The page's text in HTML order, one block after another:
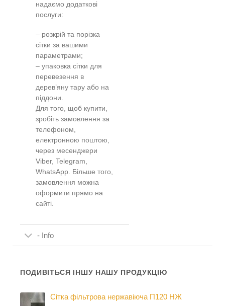
надаємо додаткові
послуги:
– розкрій та порізка
сітки за вашими
параметрами;
– упаковка сітки для
перевезення в
дерев’яну тару або на
піддони.
Для того, щоб купити,
зробіть замовлення за
телефоном,
електронною поштою,
через месенджери
Viber, Telegram,
WhatsApp. Більше того,
замовлення можна
оформити прямо на
сайті.
- Info
ПОДИВІТЬСЯ ІНШУ НАШУ ПРОДУКЦІЮ
Сітка фільтрова нержавіюча П120 НЖ